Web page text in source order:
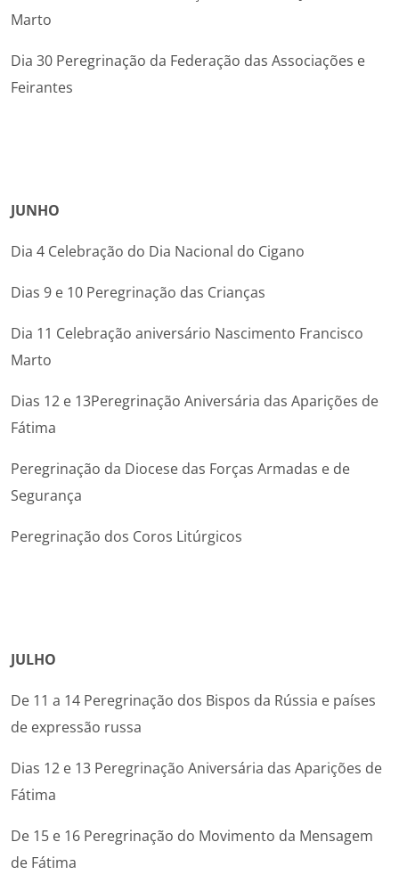
Marto
Dia 30 Peregrinação da Federação das Associações e
Feirantes
JUNHO
Dia 4 Celebração do Dia Nacional do Cigano
Dias 9 e 10 Peregrinação das Crianças
Dia 11 Celebração aniversário Nascimento Francisco
Marto
Dias 12 e 13Peregrinação Aniversária das Aparições de
Fátima
Peregrinação da Diocese das Forças Armadas e de
Segurança
Peregrinação dos Coros Litúrgicos
JULHO
De 11 a 14 Peregrinação dos Bispos da Rússia e países
de expressão russa
Dias 12 e 13 Peregrinação Aniversária das Aparições de
Fátima
De 15 e 16 Peregrinação do Movimento da Mensagem
de Fátima